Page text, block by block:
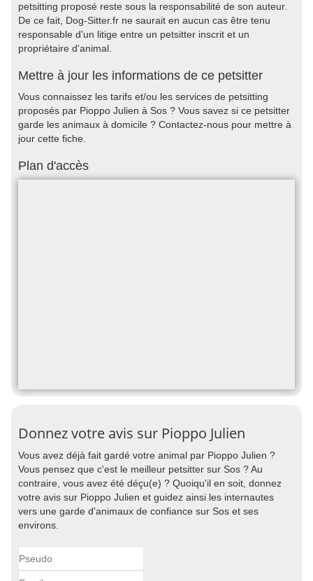
petsitting proposé reste sous la responsabilité de son auteur.
De ce fait, Dog-Sitter.fr ne saurait en aucun cas être tenu
responsable d'un litige entre un petsitter inscrit et un
propriétaire d'animal.
Mettre à jour les informations de ce petsitter
Vous connaissez les tarifs et/ou les services de petsitting
proposés par Pioppo Julien à Sos ? Vous savez si ce petsitter
garde les animaux à domicile ? Contactez-nous pour mettre à
jour cette fiche.
Plan d'accès
Donnez votre avis sur Pioppo Julien
Vous avez déjà fait gardé votre animal par Pioppo Julien ?
Vous pensez que c'est le meilleur petsitter sur Sos ? Au
contraire, vous avez été déçu(e) ? Quoiqu'il en soit, donnez
votre avis sur Pioppo Julien et guidez ainsi les internautes
vers une garde d'animaux de confiance sur Sos et ses
environs.